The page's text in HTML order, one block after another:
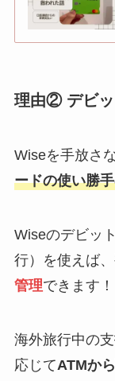
理由② デビッ
Wiseを手放さ
ードの使い勝
Wiseのデビッ
行）を使えば
管理できます！
海外旅行中の
応じてATMか